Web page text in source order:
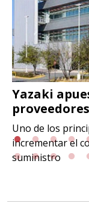
Yazaki
Uno de los
incrementar el
suministro